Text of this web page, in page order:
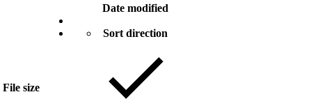
File size
Date modified
Sort direction